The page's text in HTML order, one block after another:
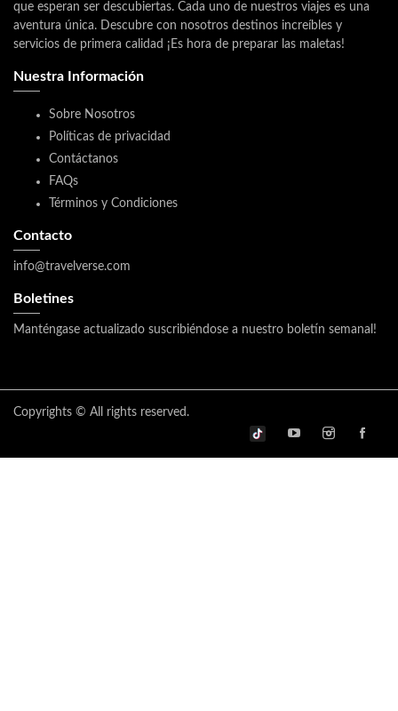
que esperan ser descubiertas. Cada uno de nuestros viajes es una
aventura única. Descubre con nosotros destinos increíbles y
servicios de primera calidad ¡Es hora de preparar las maletas!
Nuestra Información
Sobre Nosotros
Políticas de privacidad
Contáctanos
FAQs
Términos y Condiciones
Contacto
info@travelverse.com
Boletines
Manténgase actualizado suscribiéndose a nuestro boletín semanal!
Copyrights © All rights reserved.